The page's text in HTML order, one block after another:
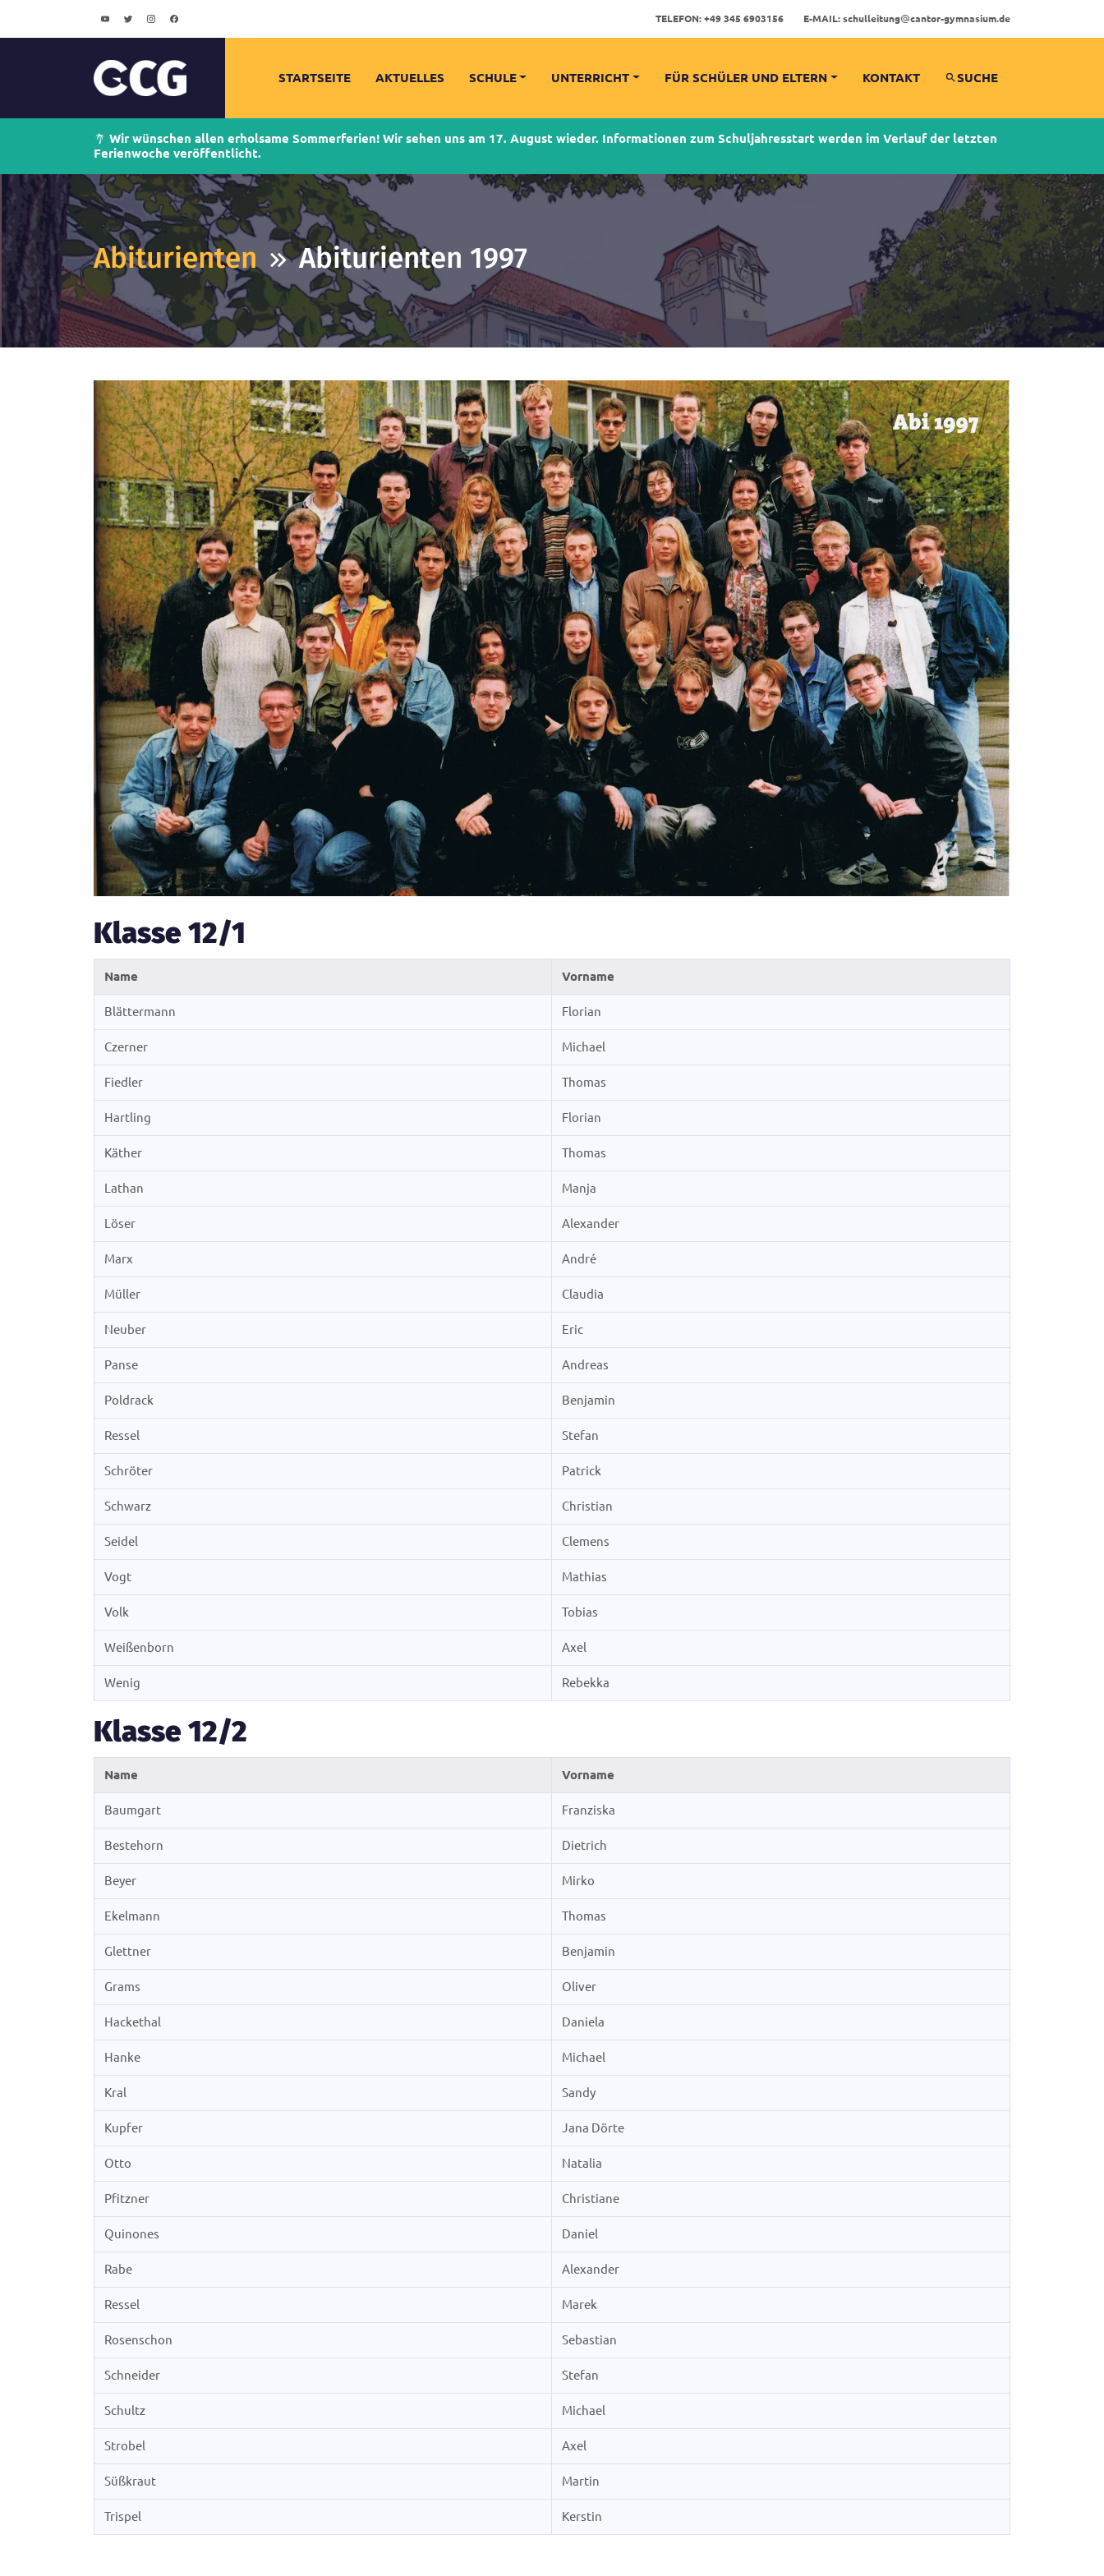
TELEFON: +49 345 6903156 E-MAIL: schulleitung cantor-gymnasium.de
STARTSEITE AKTUELLES SCHULE UNTERRICHT FÜR SCHÜLER UND ELTERN KONTAKT SUCHE
Wir wünschen allen erholsame Sommerferien! Wir sehen uns am 17. August wieder. Informationen zum Schuljahresstart werden im Verlauf der letzten
Ferienwoche veröffentlicht.
Abiturienten Abiturienten 1997
Klasse 12/1
Name Vorname
Blättermann Florian
Czerner Michael
Fiedler Thomas
Hartling Florian
Käther Thomas
Lathan Manja
Löser Alexander
Marx André
Müller Claudia
Neuber Eric
Panse Andreas
Poldrack Benjamin
Ressel Stefan
Schröter Patrick
Schwarz Christian
Seidel Clemens
Vogt Mathias
Volk Tobias
Weißenborn Axel
Wenig Rebekka
Klasse 12/2
Name Vorname
Baumgart Franziska
Bestehorn Dietrich
Beyer Mirko
Ekelmann Thomas
Glettner Benjamin
Grams Oliver
Hackethal Daniela
Hanke Michael
Kral Sandy
Kupfer Jana Dörte
Otto Natalia
Pfitzner Christiane
Quinones Daniel
Rabe Alexander
Ressel Marek
Rosenschon Sebastian
Schneider Stefan
Schultz Michael
Strobel Axel
Süßkraut Martin
Trispel Kerstin